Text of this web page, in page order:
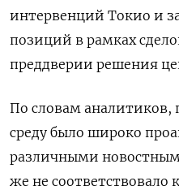
интервенций Токио и
позиций в рамках
преддверии решения
По словам аналитиков,
среду было широко
различными
же не соответствовало